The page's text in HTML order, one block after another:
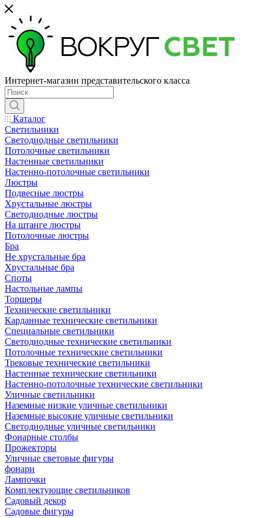
Интернет-магазин представительского класса
Каталог
Светильники
Светодиодные светильники
Потолочные светильники
Настенные светильники
Настенно-потолочные светильники
Люстры
Подвесные люстры
Хрустальные люстры
Светодиодные люстры
На штанге люстры
Потолочные люстры
Бра
Не хрустальные бра
Хрустальные бра
Споты
Настольные лампы
Торшеры
Технические светильники
Карданные технические светильники
Специальные светильники
Светодиодные технические светильники
Потолочные технические светильники
Трековые технические светильники
Настенные технические светильники
Настенно-потолочные технические светильники
Уличные светильники
Наземные низкие уличные светильники
Наземные высокие уличные светильники
Светодиодные уличные светильники
Фонарные столбы
Прожекторы
Уличные световые фигуры
фонари
Лампочки
Комплектующие светильников
Садовый декор
Садовые фигуры